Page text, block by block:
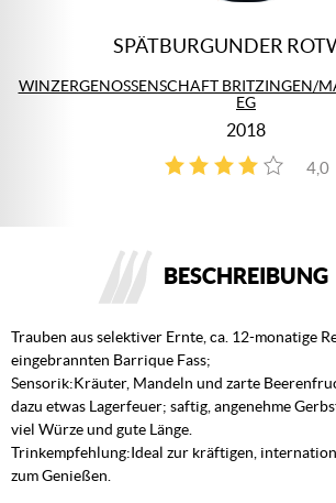
SPÄTBURGUNDER
WINZERGENOSSENSCHAFT BRITZINGEN/
EG
2018
4,0
1
BESCHREIBUNG
Trauben aus selektiver Ernte, ca. 12-monatige
eingebrannten Barrique Fass;
Sensorik:Kräuter, Mandeln und zarte
dazu etwas Lagerfeuer; saftig, angenehme
viel Würze und gute Länge.
Trinkempfehlung:Ideal zur kräftigen,
zum Genießen.